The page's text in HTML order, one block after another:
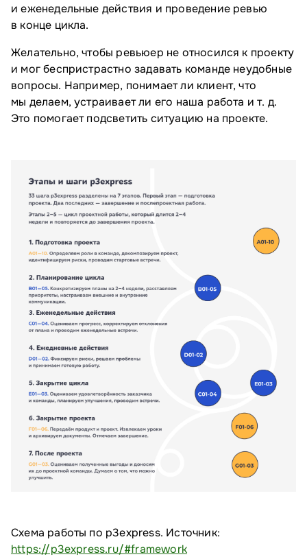
и еженедельные действия и проведение ревью
в конце цикла.
Желательно, чтобы ревьюер не относился к проекту
и мог беспристрастно задавать команде неудобные
вопросы. Например, понимает ли клиент, что
мы делаем, устраивает ли его наша работа и т. д.
Это помогает подсветить ситуацию на проекте.
Схема работы по p3express. Источник:
https://p3express.ru/#framework